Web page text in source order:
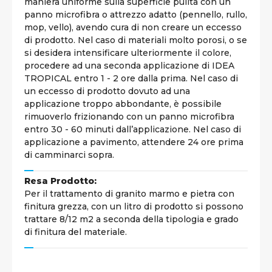
panno microfibra o attrezzo adatto (pennello, rullo,
mop, vello), avendo cura di non creare un eccesso
di prodotto. Nel caso di materiali molto porosi, o se
si desidera intensificare ulteriormente il colore,
procedere ad una seconda applicazione di IDEA
TROPICAL entro 1 - 2 ore dalla prima. Nel caso di
un eccesso di prodotto dovuto ad una
applicazione troppo abbondante, è possibile
rimuoverlo frizionando con un panno microfibra
entro 30 - 60 minuti dall’applicazione. Nel caso di
applicazione a pavimento, attendere 24 ore prima
di camminarci sopra.
Resa Prodotto:
Per il trattamento di granito marmo e pietra con
finitura grezza, con un litro di prodotto si possono
trattare 8/12 m2 a seconda della tipologia e grado
di finitura del materiale.